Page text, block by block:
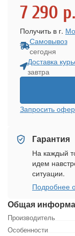
Общая
Производитель
Особенности
7 290 р.
Получить в г.
Самовывоз
сегодня
Доставка
завтра
Запросить
Гарантия
На каждый
идем
ситуации.
Подробнее